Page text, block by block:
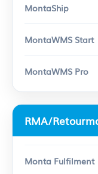
RMA/